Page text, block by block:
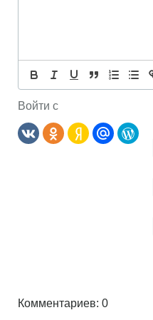
Войти с
Комментариев: 0